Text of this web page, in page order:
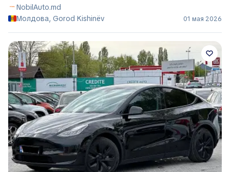
NobilAuto.md
Молдова, Gorod Kishinëv
01 мая 2026